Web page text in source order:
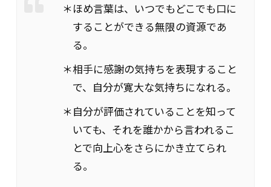
＊ほめ言葉は、いつでもどこでも口に
することができる無限の資源であ
る。
＊相手に感謝の気持ちを表現すること
で、自分が寛大な気持ちになれる。
＊自分が評価されていることを知って
いても、それを誰かから言われるこ
とで向上心をさらにかき立てられ
る。